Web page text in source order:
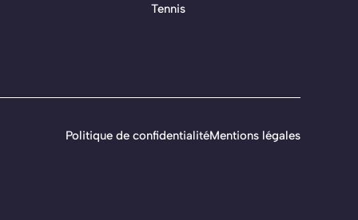
Tennis
Politique de confidentialitéMentions légales